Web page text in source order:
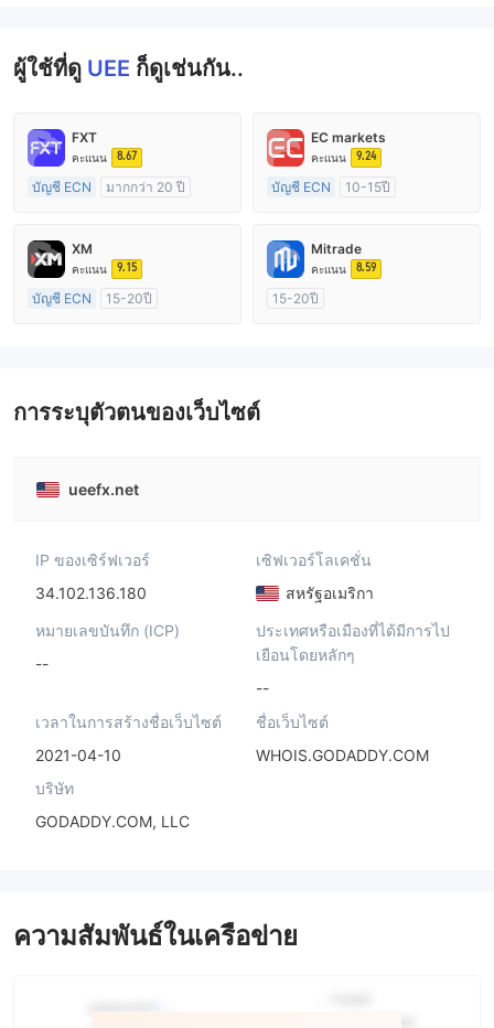
ผู้ใช้ที่ดู UEE ก็ดูเช่นกัน..
FXT
คะแนน 8.67
บัญชี ECN
มากกว่า 20 ปี
ใบอนุญาต MT4 แบบเต็ม
EC markets
คะแนน 9.24
บัญชี ECN
10-15ปี
ใบอนุญาต MT4 แบบเต็ม
XM
คะแนน 9.15
บัญชี ECN
15-20ปี
Mitrade
คะแนน 8.59
15-20ปี
การระบุตัวตนของเว็บไซต์
ueefx.net
IP ของเซิร์ฟเวอร์
34.102.136.180
เซิฟเวอร์โลเคชั่น
สหรัฐอเมริกา
หมายเลขบันทึก (ICP)
--
ประเทศหรือเมืองที่ได้มีการไป
เยือนโดยหลักๆ
--
เวลาในการสร้างชื่อเว็บไซต์
2021-04-10
ชื่อเว็บไซต์
WHOIS.GODADDY.COM
บริษัท
GODADDY.COM, LLC
ความสัมพันธ์ในเครือข่าย